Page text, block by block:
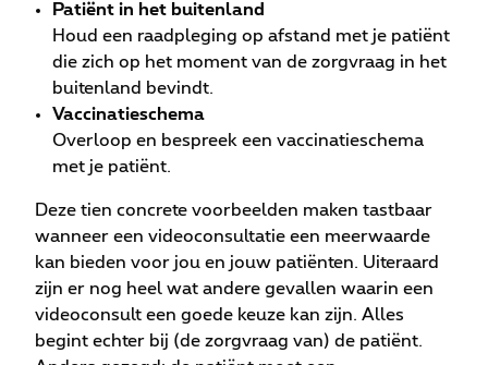
Patiënt in het buitenland
Houd een raadpleging op afstand met je patiënt
die zich op het moment van de zorgvraag in het
buitenland bevindt.
Vaccinatieschema
Overloop en bespreek een vaccinatieschema
met je patiënt.
Deze tien concrete voorbeelden maken tastbaar
wanneer een videoconsultatie een meerwaarde
kan bieden voor jou en jouw patiënten. Uiteraard
zijn er nog heel wat andere gevallen waarin een
videoconsult een goede keuze kan zijn. Alles
begint echter bij (de zorgvraag van) de patiënt.